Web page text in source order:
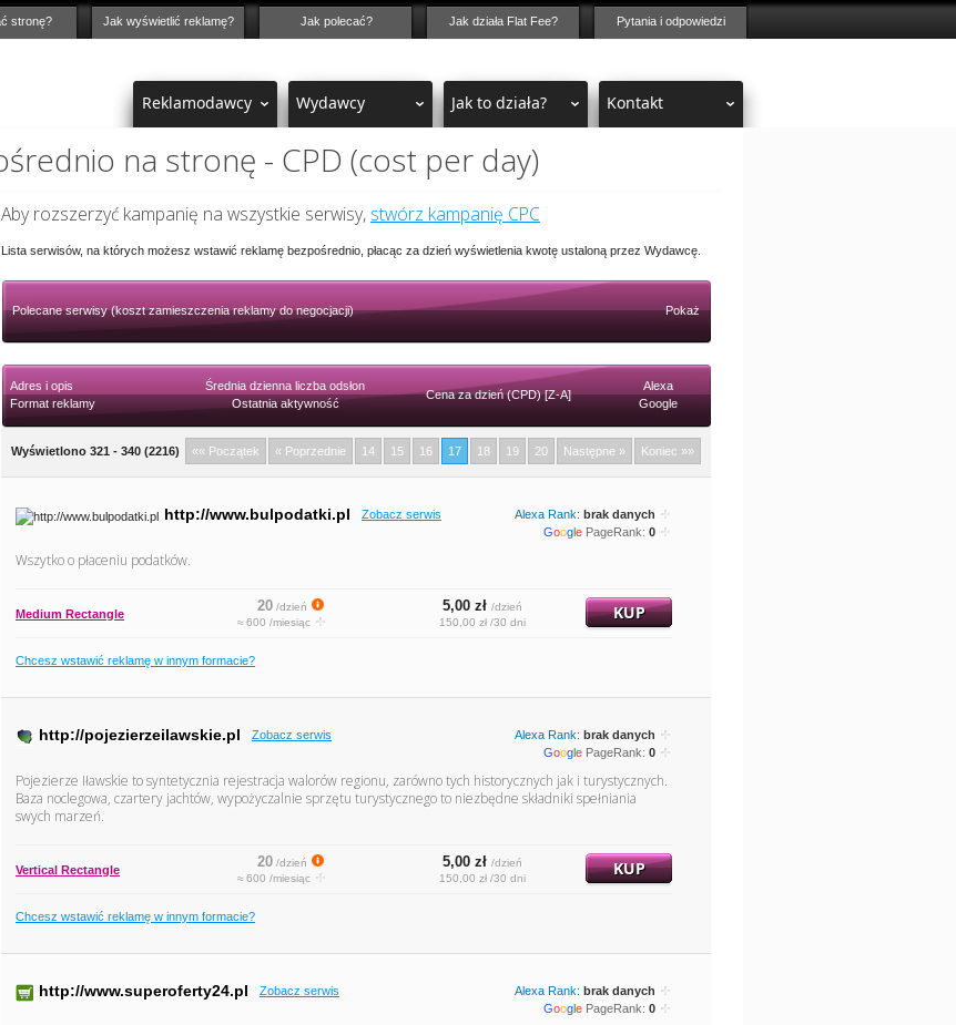
stronę? Jak wyświetlić reklamę? Jak polecać? Jak działa Flat Fee? Pytania i odpowiedzi
Reklamodawcy Wydawcy Jak to działa? Kontakt
na stronę - CPD (cost per day)
Aby rozszerzyć kampanię na wszystkie serwisy, stwórz kampanię CPC
Lista serwisów, na których możesz wstawić reklamę bezpośrednio, płacąc za dzień wyświetlenia kwotę ustaloną przez Wydawcę.
Polecane serwisy (koszt zamieszczenia reklamy do negocjacji) Pokaż
Adres i opis
Format reklamy
Średnia dzienna liczba odsłon
Ostatnia aktywność
Cena za dzień (CPD) [Z-A]
Alexa
Google
Wyświetlono 321 - 340 (2216) «« Początek « Poprzednie 14 15 16 17 18 19 20 Następne » Koniec »»
http://www.bulpodatki.pl Zobacz serwis Alexa Rank: brak danych
Google PageRank: 0
Wszytko o płaceniu podatków.
Medium Rectangle 20/dzień
≈ 600 /miesiąc
5,00 zł /dzień
150,00 zł /30 dni
KUP
Chcesz wstawić reklamę w innym formacie?
http://pojezierzeilawskie.pl Zobacz serwis Alexa Rank: brak danych
Google PageRank: 0
Pojezierze Iławskie to syntetycznia rejestracja walorów regionu, zarówno tych historycznych jak i turystycznych.
Baza noclegowa, czartery jachtów, wypożyczalnie sprzętu turystycznego to niezbędne składniki spełniania
swych marzeń.
Vertical Rectangle 20/dzień
≈ 600 /miesiąc
5,00 zł /dzień
150,00 zł /30 dni
KUP
Chcesz wstawić reklamę w innym formacie?
http://www.superoferty24.pl Zobacz serwis Alexa Rank: brak danych
Google PageRank: 0